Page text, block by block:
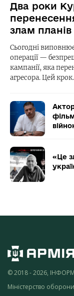
Два роки
злам
Сьогодні
операції —
кампанії, яка
агресора. Цей
«Це
© 2018 - 2026,
Міністерство